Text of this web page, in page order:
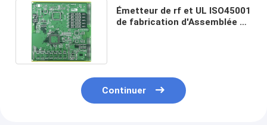
Émetteur de rf et UL ISO45001
de fabrication d'Assemblée de
Continuer